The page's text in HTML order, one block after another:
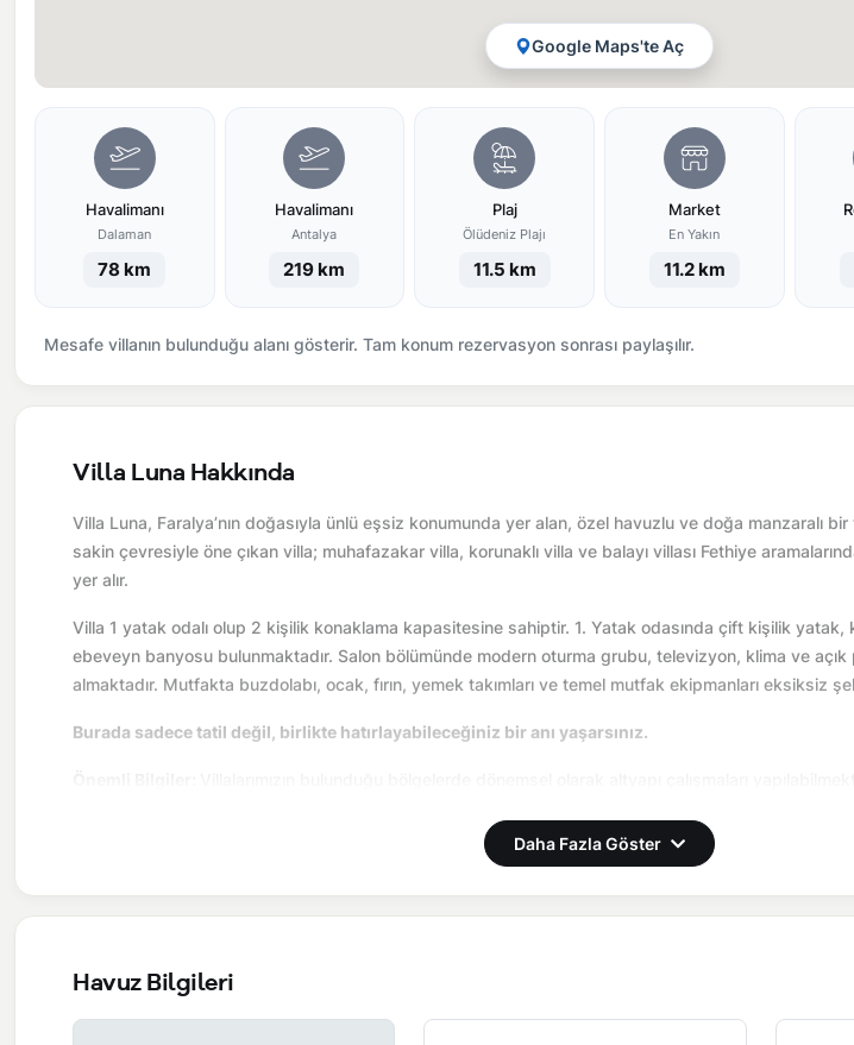
Google Maps'te Aç
Havalimanı
Dalaman
78 km
Havalimanı
Antalya
219 km
Plaj
Ölüdeniz Plajı
11.5 km
Market
En Yakın
11.2 km
Mesafe villanın bulunduğu alanı gösterir. Tam konum rezervasyon sonrası paylaşılır.
Villa Luna Hakkında
Villa Luna, Faralya’nın doğasıyla ünlü eşsiz konumunda yer alan, özel havuzlu ve doğa manzaralı
sakin çevresiyle öne çıkan villa; muhafazakar villa, korunaklı villa ve balayı villası Fethiye
yer alır.
Villa 1 yatak odalı olup 2 kişilik konaklama kapasitesine sahiptir. 1. Yatak odasında çift kişilik yatak,
ebeveyn banyosu bulunmaktadır. Salon bölümünde modern oturma grubu, televizyon, klima ve açık
almaktadır. Mutfakta buzdolabı, ocak, fırın, yemek takımları ve temel mutfak ekipmanları eksiksiz
Burada sadece tatil değil, birlikte hatırlayabileceğiniz bir anı yaşarsınız.
Daha Fazla Göster
Havuz Bilgileri